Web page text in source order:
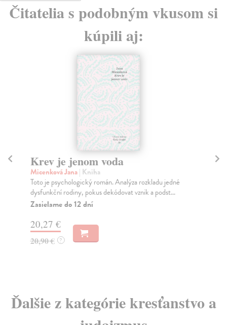
Čitatelia s podobným vkusom si
kúpili aj:
Krev je jenom voda
Micenková Jana| Kniha
Toto je psychologický román. Analýza rozkladu jedné
dysfunkční rodiny, pokus dekódovat vznik a podst...
Zasielame do 12 dní
20,27 €
20,90 € ?
Ďalšie z kategórie kresťanstvo a